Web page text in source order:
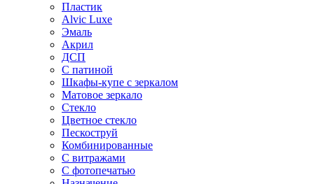
Пластик
Alvic Luxe
Эмаль
Акрил
ДСП
С патиной
Шкафы-купе с зеркалом
Матовое зеркало
Стекло
Цветное стекло
Пескоструй
Комбинированные
С витражами
С фотопечатью